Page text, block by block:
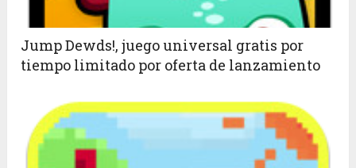
Jump Dewds!, juego universal gratis por
tiempo limitado por oferta de lanzamiento